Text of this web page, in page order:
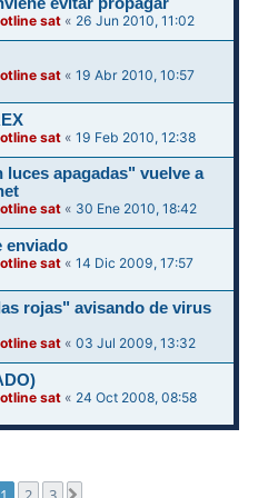
sat « 26 Jun 2010, 11:02
sat «19 Abr 2010, 10:57
sat «19 Feb 2010, 12:38
luces apagadas" vuelve a
sat « 30 Ene 2010, 18:42
enviado
sat «14 Dic 2009, 17:57
rojas" avisando de virus
sat «03 Jul 2009, 13:32
sat « 24 Oct 2008, 08:58